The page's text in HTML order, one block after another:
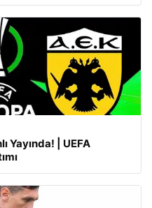
Yayında! | UEFA